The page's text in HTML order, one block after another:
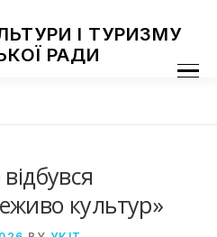
І ТУРИЗМУ
РАДИ
Menu
культур»